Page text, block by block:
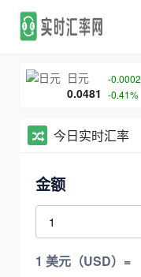
日元
0.0481
-0.0002
-0.41%
今日实时汇率
金额
1 美元（USD）=